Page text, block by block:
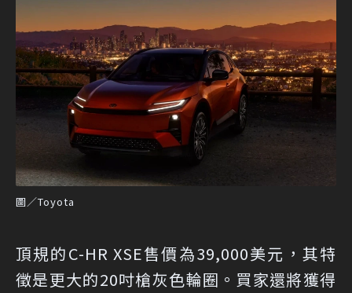
圖／Toyota
頂規的C-HR XSE售價為39,000美元，其特
徵是更大的20吋槍灰色輪圈。買家還將獲得